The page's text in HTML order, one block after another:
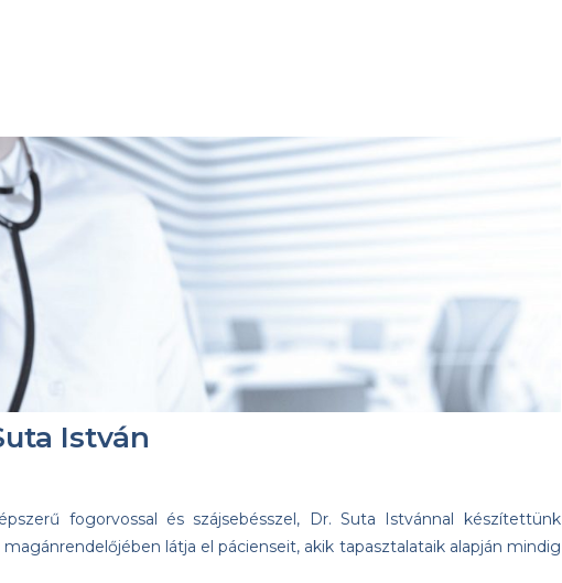
István
fogorvossal és szájsebésszel, Dr. Suta Istvánnal készítettünk
látja el pácienseit, akik tapasztalataik alapján mindig